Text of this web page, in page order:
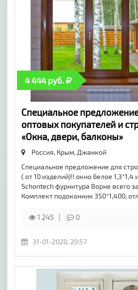
4 444 руб.
Специальное
оптовых покупателей и
«Окна, двери, балконы»
Россия, Крым, Джанкой
Специальное предложение для
( от 10 изделий)!! окно белое 1,3*1,4
Schontech фурнитура Ворне всего
Комплект подоконник 350*1,400,
1 245 0
31-01-2020, 20:57